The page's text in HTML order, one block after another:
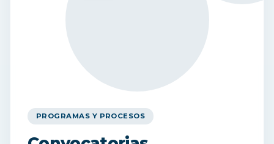
PROGRAMAS Y PROCESOS